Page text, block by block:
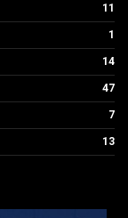
11
1
14
47
7
13